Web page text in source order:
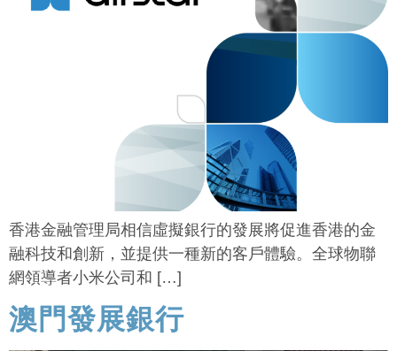
香港金融管理局相信虛擬銀行的發展將促進香港的金
融科技和創新，並提供一種新的客戶體驗。全球物聯
網領導者小米公司和 […]
澳門發展銀行